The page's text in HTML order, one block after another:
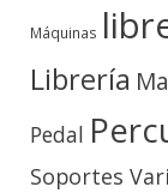
Máquinas
Librería
Pedal
Soportes